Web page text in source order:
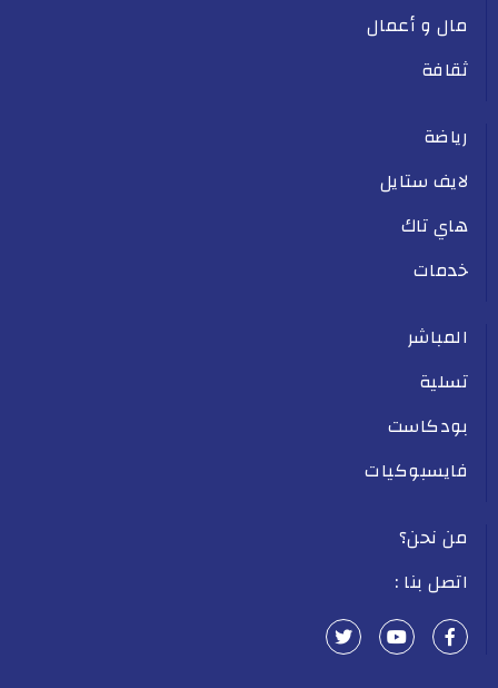
مال و أعمال
ثقافة
رياضة
لايف ستايل
هاي تاك
خدمات
المباشر
تسلية
بودكاست
فايسبوكيات
من نحن؟
اتصل بنا :